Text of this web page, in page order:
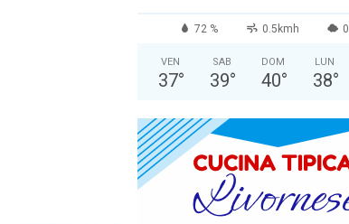
72 % 0.5kmh
VEN
37°
SAB
39°
DOM
40°
LUN
38°